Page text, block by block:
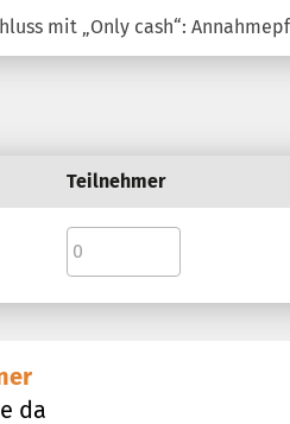
mit „Only cash“:
Teilnehmer
da